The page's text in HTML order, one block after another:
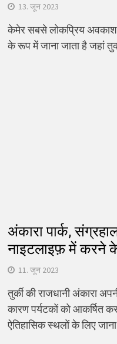
13. जून 2023
केमेर सबसे लोकप्रिय
के रूप में जाना जाता है जहां
अंकारा पार्क,
नाइटलाइफ़ में करने
11. जून 2023
तुर्की की राजधानी अंकारा
कारण पर्यटकों को आकर्षित
ऐतिहासिक स्थलों के लिए